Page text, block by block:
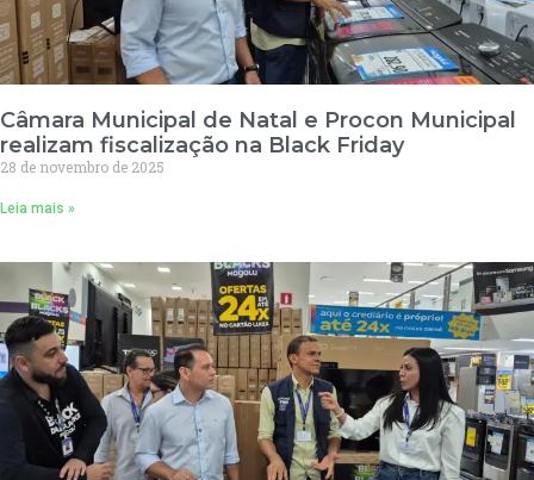
Câmara Municipal de Natal e Procon Municipal
realizam fiscalização na Black Friday
28 de novembro de 2025
Leia mais »